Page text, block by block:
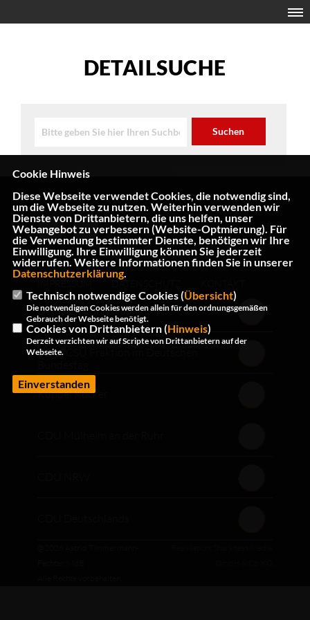
DETAILSUCHE
DATENSCHUTZ
Deutscher Bundestag
CDU/CSU Fraktion im Deutschen
Kuppel Kucker
Cookie Hinweis
Diese Webseite verwendet Cookies, die notwendig sind,
um die Webseite zu nutzen. Weiterhin verwenden wir
Dienste von Drittanbietern, die uns helfen, unser
Webangebot zu verbessern (Website-Optmierung). Für
die Verwendung bestimmter Dienste, benötigen wir Ihre
Einwilligung. Ihre Einwilligung können Sie jederzeit
widerrufen. Weitere Informationen finden Sie in unserer
Datenschutzerklärung.
Technisch notwendige Cookies (Übersicht)
Die notwendigen Cookies werden allein für den ordnungsgemäßen
Gebrauch der Webseite benötigt.
Cookies von Drittanbietern (Hinweis)
Derzeit verzichten wir auf Scripte von Drittanbietern auf der
Webseite.
Einverstanden